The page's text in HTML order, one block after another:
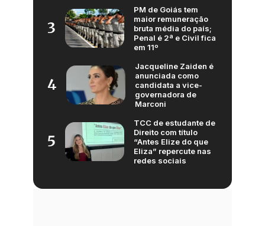
3
PM de Goiás tem
maior remuneração
bruta média do país;
Penal é 2ª e Civil fica
em 11º
4
Jacqueline Zaiden é
anunciada como
candidata a vice-
governadora de
Marconi
5
TCC de estudante de
Direito com título
“Antes Elize do que
Eliza” repercute nas
redes sociais